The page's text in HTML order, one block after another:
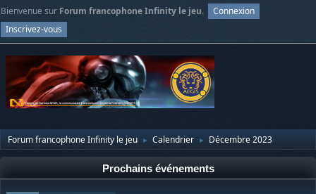
Bienvenue sur Forum francophone Infinity le jeu.
Connexion
Inscrivez-vous
Forum francophone Infinity le jeu ► Calendrier ► Décembre 2023
Prochains événements